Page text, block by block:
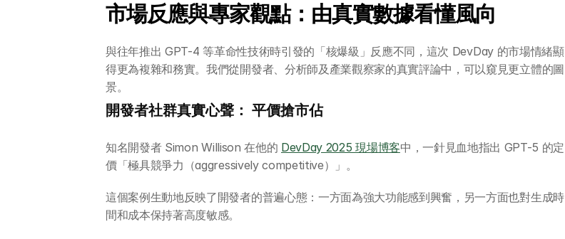
市場反應與專家觀點：由真實數據看懂風向
與往年推出 GPT-4 等革命性技術時引發的「核爆級」反應不同，這次 DevDay 的市場情緒顯
得更為複雜和務實。我們從開發者、分析師及產業觀察家的真實評論中，可以窺見更立體的圖
景。
開發者社群真實心聲： 平價搶市佔
知名開發者 Simon Willison 在他的 DevDay 2025 現場博客中，一針見血地指出 GPT-5 的定
價「極具競爭力（aggressively competitive）」。
這個案例生動地反映了開發者的普遍心態：一方面為強大功能感到興奮，另一方面也對生成時
間和成本保持著高度敏感。